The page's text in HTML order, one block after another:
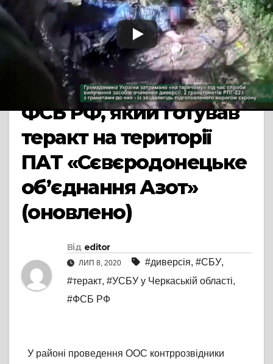
Співробітники УСБУ у
Черкаській області
взяли участь у
затриманні агента
ФСБ РФ, який готував
теракт на території
ПАТ «Сєвєродонецьке
об’єднання Азот»
(оновлено)
Від editor
ЛИП 8, 2020 #диверсія, #СБУ,
#теракт, #УСБУ у Черкаській області,
#ФСБ РФ
У районі проведення ООС контррозвідники